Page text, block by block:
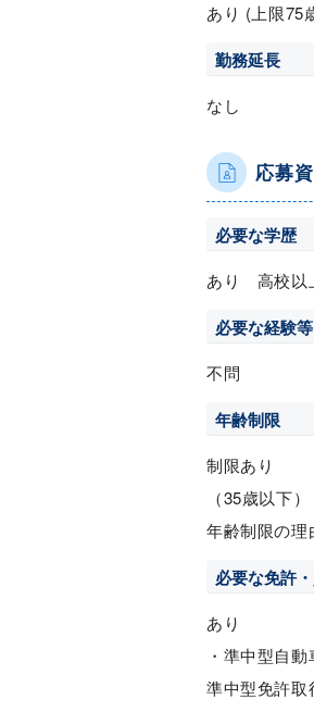
あり (上限75
勤務延長
なし
応募
必要な学歴
あり 高校以
必要な経験等
不問
年齢制限
制限あり
（35歳以下）
年齢制限の理
必要な免許
あり
・準中型自
準中型免許取